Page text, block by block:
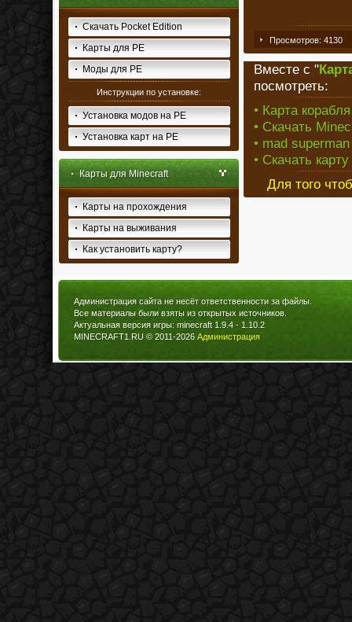
Скачать Pocket Edition
Карты для PE
Моды для PE
Инструкции по установке:
Установка модов на PE
Установка карт на PE
Карты для Minecraft
Карты на прохождения
Карты на выживания
Как установить карту?
Просмотров: 4130
Вместе с "
посмотреть:
• Карта
• Скачать
• mad superman
• Скачать
Для того
Администрация сайта не несёт ответственности за файлы.
Все материалы были взяты из открытых источников.
Актуальная версия игры: minecraft 1.9.4 - 1.10.2
MINECRAFT1.RU © 2011-2026 Администрация